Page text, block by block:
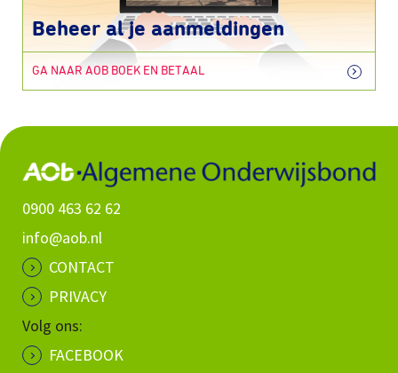
Beheer al je aanmeldingen
GA NAAR AOB BOEK EN BETAAL
0900 463 62 62
info@aob.nl
CONTACT
PRIVACY
Volg ons:
FACEBOOK